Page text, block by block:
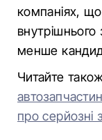
компаніях, що
внутрішнього
менше
Читайте
про серйозні